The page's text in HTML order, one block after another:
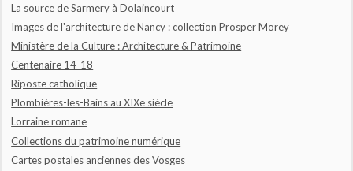
La source de Sarmery à Dolaincourt
Images de l'architecture de Nancy : collection Prosper Morey
Ministère de la Culture : Architecture & Patrimoine
Centenaire 14-18
Riposte catholique
Plombières-les-Bains au XIXe siècle
Lorraine romane
Collections du patrimoine numérique
Cartes postales anciennes des Vosges